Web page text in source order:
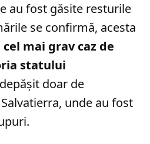
au fost găsite resturile
se confirmă, acesta
mai grav caz de
statului
doar de
unde au fost